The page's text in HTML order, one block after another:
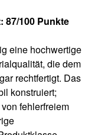
87/100 Punkte
eine hochwertige
die dem
rechtfertigt. Das
konstruiert;
fehlerfreiem